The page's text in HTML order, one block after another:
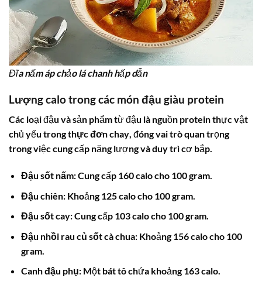
Đĩa nấm áp chảo lá chanh hấp dẫn
Lượngcalo trong các món đậu giàu protein
Các loại đậu và sản phẩm từ đậu là nguồn protein thực vật
chủ yếu trongthực đơn chay, đóng vai trò quan trọng
trong việc cung cấp năng lượng và duy trì cơ bắp.
Đậu sốt nấm:Cung cấp 160 calo cho 100 gram.
Đậu chiên:Khoảng 125 calo cho 100 gram.
Đậu sốt cay:Cung cấp 103 calo cho 100 gram.
Đậu nhồi rau củ sốt cà chua:Khoảng 156 calo cho 100
gram.
Canh đậu phụ:Một bát tô chứa khoảng 163 calo.